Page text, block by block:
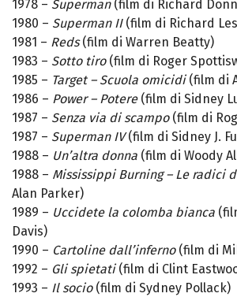
1978 – Superman(film di Richard
1980 – Superman II(film di Richard
1981 – Reds(film di Warren Beatty)
1983 – Sotto tiro(film di Roger
1985 – Target – Scuola omicidi(film di
1986 – Power – Potere (film di Sidney
1987 – Senza via di scampo(film di
1987 – Superman IV(film di Sidney J.
1988 – Un’altra donna (film di Woody
1988 – Mississippi Burning – Le radici
Alan Parker)
1989 – Uccidete la colomba bianca
Davis)
1990 – Cartoline dall’inferno (film di
1992 – Gli spietati(film di Clint
1993 – Il socio (film di Sydney Pollack)